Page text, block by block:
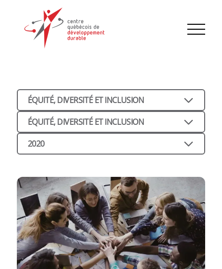
ÉQUITÉ, DIVERSITÉ ET INCLUSION
ÉQUITÉ, DIVERSITÉ ET INCLUSION
2020